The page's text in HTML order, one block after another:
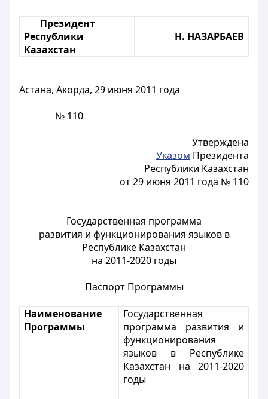
Президент
Республики
Казахстан
Н. НАЗАРБАЕВ
Астана, Акорда, 29 июня 2011 года
№ 110
Утверждена
Указом Президента
Республики Казахстан
от 29 июня 2011 года № 110
Государственная программа
развития и функционирования языков в
Республике Казахстан
на 2011-2020 годы
Паспорт Программы
Наименование
Программы
Государственная
программа развития и
функционирования
языков в Республике
Казахстан на 2011-2020
годы